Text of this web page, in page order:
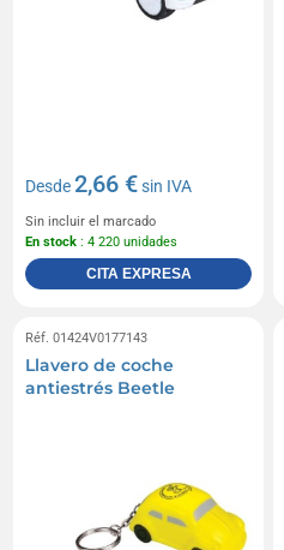
Desde2,66 €sin IVA
Sin incluir el marcado
En stock : 4 220 unidades
CITA EXPRESA
Réf. 01424V0177143
Llavero de coche
antiestrés Beetle